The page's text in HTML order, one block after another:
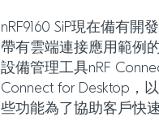
nRF9160 SiP現在備有開
帶有雲端連接應用範例
設備管理工具nRF
Connect for Desktop，
些功能為了協助客戶快